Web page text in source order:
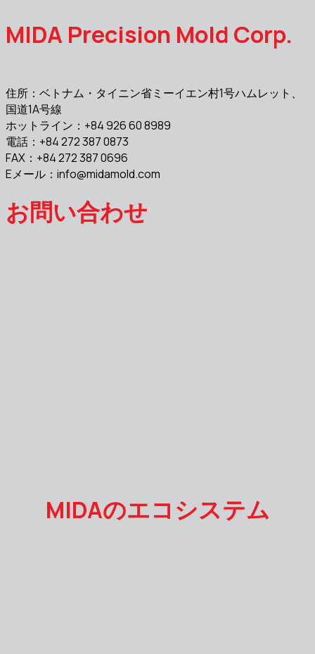
MIDA Precision Mold Corp.
住所：ベトナム・タイニン省ミーイエン村1号ハムレット、
国道1A号線
ホットライン：+84 926 60 8989
電話：+84 272 387 0873
FAX：+84 272 387 0696
Eメール： info@midamold.com
お問い合わせ
MIDAのエコシステム